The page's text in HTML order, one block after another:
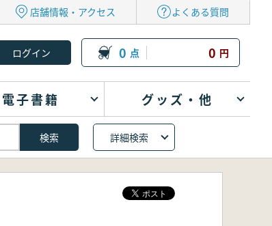
店舗情報・アクセス よくある質問
0 点 0 円
電子書籍 グッズ・他
詳細検索